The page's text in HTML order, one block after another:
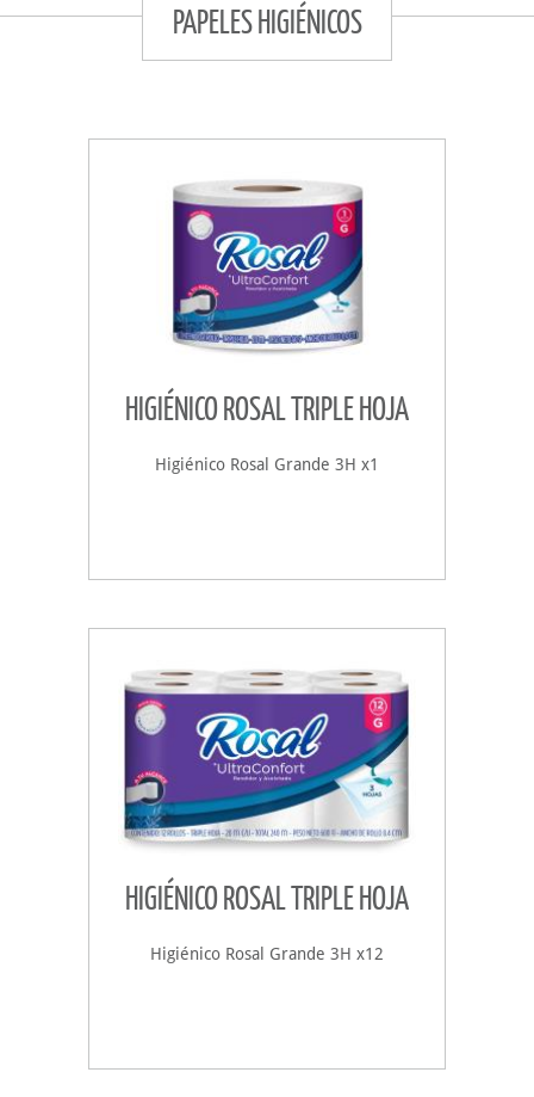
PAPELES HIGIÉNICOS
HIGIÉNICO ROSAL TRIPLE HOJA
Higiénico Rosal Grande 3H x1
HIGIÉNICO ROSAL TRIPLE HOJA
Higiénico Rosal Grande 3H x12